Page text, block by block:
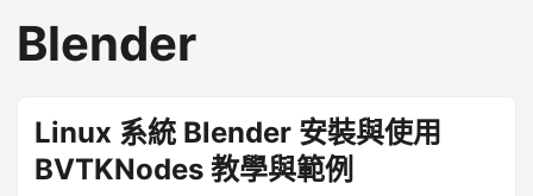
Blender
Linux 系統 Blender 安裝與使用
BVTKNodes 教學與範例